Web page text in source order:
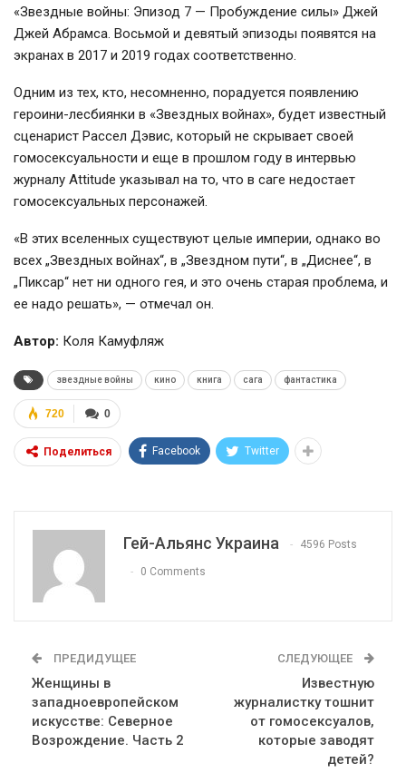
«Звездные войны: Эпизод 7 — Пробуждение силы» Джей
Джей Абрамса. Восьмой и девятый эпизоды появятся на
экранах в 2017 и 2019 годах соответственно.
Одним из тех, кто, несомненно, порадуется появлению
героини-лесбиянки в «Звездных войнах», будет известный
сценарист Рассел Дэвис, который не скрывает своей
гомосексуальности и еще в прошлом году в интервью
журналу Attitude указывал на то, что в саге недостает
гомосексуальных персонажей.
«В этих вселенных существуют целые империи, однако во
всех „Звездных войнах“, в „Звездном пути“, в „Диснее“, в
„Пиксар“ нет ни одного гея, и это очень старая проблема, и
ее надо решать», — отмечал он.
Автор: Коля Камуфляж
звездные войны кино книга сага фантастика
0
720
Поделиться Facebook Twitter
Гей-Альянс Украина 4596 Posts
0 Comments
ПРЕДИДУЩЕЕ
Женщины в
западноевропейском
искусстве: Северное
Возрождение. Часть 2
СЛЕДУЮЩЕЕ
Известную
журналистку тошнит
от гомосексуалов,
которые заводят
детей?